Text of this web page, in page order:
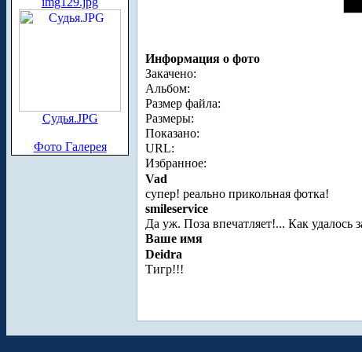
Судья.JPG
Фото Галерея
Информация о фото
Закачено:
Альбом:
Размер файла:
Размеры:
Показано:
URL:
Избранное:
Vad
супер! реально прикольная фотка!
smileservice
Да уж. Поза впечатляет!... Как удалось
Ваше имя
Deidra
Тигр!!!